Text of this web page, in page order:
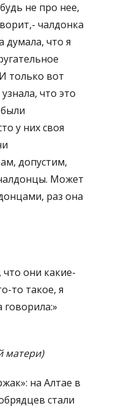
не про нее,
чалдонка
думала, что я
только вот
что это
у них своя
допустим,
Может
раз она
они какие-
то такое, я
матери)
на Алтае в
стали